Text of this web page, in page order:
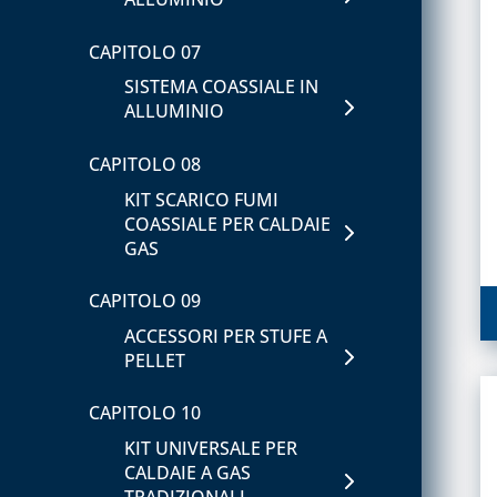
ACCESSORI PER IL
ESTETICO E RICAMBI
CAPITOLO 12
PER CANALINE
CANALINA AFRIKA E
ACCESSORI
CANALINA ART-ECO AD
ACCESSORI
CANALINA VENERE E
ACCESSORI
E ANTINCENDIO
CAPITOLO 04
MENSOLE E ACCESSORI
ISPEZIONE E
CONTROLLO
MANOMETRI PER
ACQUA/GAS E
TERMOMETRI
TERMOSTATI E
CRONOTERMOSTATI
VALVOLE DI SICUREZZA
CAPITOLO 07
SISTEMA COASSIALE IN
ALLUMINIO
CAPITOLO 08
KIT SCARICO FUMI
COASSIALE PER CALDAIE
GAS
CAPITOLO 09
ACCESSORI PER STUFE A
PELLET
CAPITOLO 10
KIT UNIVERSALE PER
CALDAIE A GAS